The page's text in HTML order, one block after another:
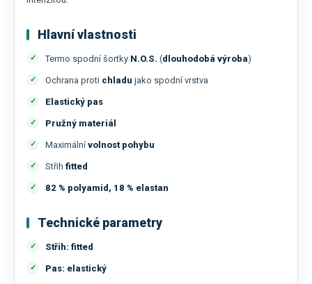
Hlavní vlastnosti
Termo spodní šortky N.O.S. (dlouhodobá výroba)
Ochrana proti chladu jako spodní vrstva
Elastický pas
Pružný materiál
Maximální volnost pohybu
Střih fitted
82 % polyamid, 18 % elastan
Technické parametry
Střih: fitted
Pas: elastický